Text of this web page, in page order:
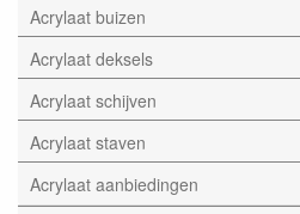
Acrylaat buizen
Acrylaat deksels
Acrylaat schijven
Acrylaat staven
Acrylaat aanbiedingen